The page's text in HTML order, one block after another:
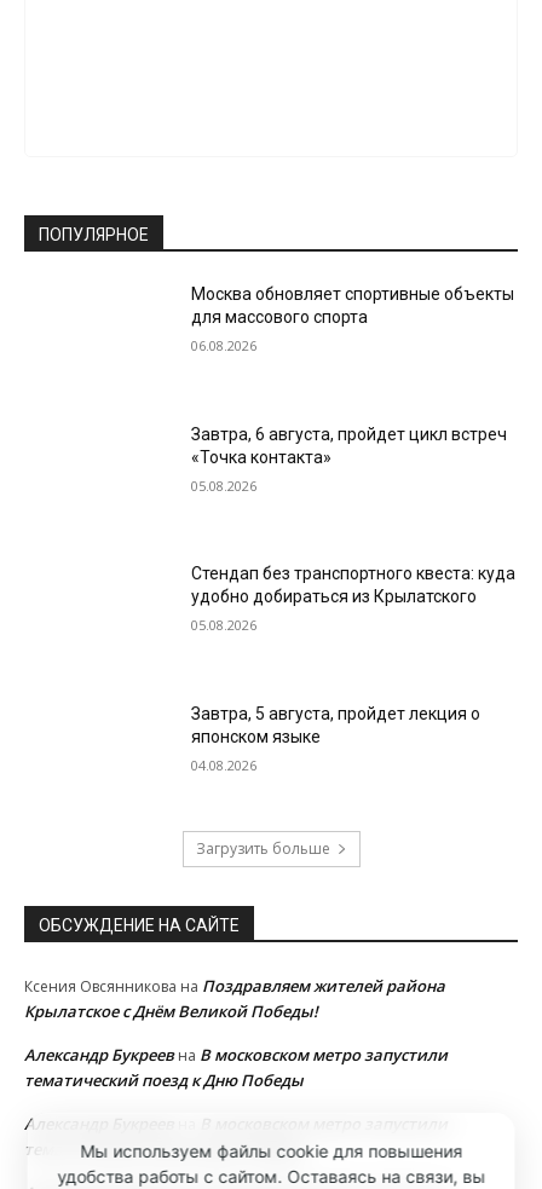
ПОПУЛЯРНОЕ
Москва обновляет спортивные объекты
для массового спорта
06.08.2026
Завтра, 6 августа, пройдет цикл встреч
«Точка контакта»
05.08.2026
Стендап без транспортного квеста: куда
удобно добираться из Крылатского
05.08.2026
Завтра, 5 августа, пройдет лекция о
японском языке
04.08.2026
Загрузить больше
ОБСУЖДЕНИЕ НА САЙТЕ
Ксения Овсянникова на Поздравляем жителей района
Крылатское с Днём Великой Победы!
Александр Букреевна В московском метро запустили
тематический поезд к Дню Победы
Александр Букреев
тематический поезд к Дню Победы
Мы используем файлы cookie для повышения
удобства работы с сайтом. Оставаясь на связи, вы